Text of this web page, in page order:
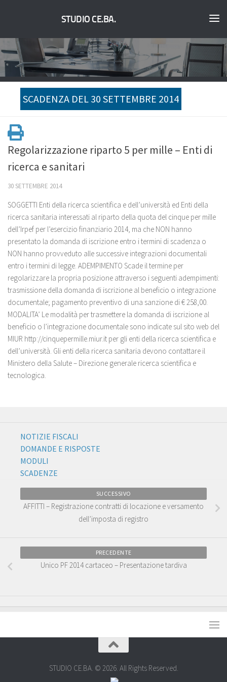
STUDIO CE.BA.
SCADENZA DEL 30 SETTEMBRE 2014
Regolarizzazione riparto 5 per mille – Enti di
ricerca e sanitari
30 SETTEMBRE 2014
SOGGETTI Enti della ricerca scientifica e dell’università ed Enti della
ricerca sanitaria interessati al riparto della quota del cinque per mille
dell’Irpef per l’esercizio finanziario 2014, ma che NON hanno
presentato la domanda di iscrizione entro i termini di scadenza o
NON hanno provveduto alle successive integrazioni documentali
entro i termini di legge. ADEMPIMENTO Scade il termine per
regolarizzare la propria posizione attraverso i seguenti adempimenti:
trasmissione della domanda di iscrizione al beneficio o integrazione
documentale; pagamento preventivo di una sanzione di € 258,00.
MODALITA’ Le modalità per trasmettere la domanda di iscrizione al
beneficio o l’integrazione documentale sono indicate sul sito web del
MIUR http://cinquepermille.miur.it per gli enti della ricerca scientifica e
dell’università. Gli enti della ricerca sanitaria devono contattare il
Ministero della Salute – Direzione generale ricerca scientifica e
tecnologica.
NOTIZIE FISCALI
DOMANDE E RISPOSTE
MODULI
SCADENZE
SUCCESSIVO
AFFITTI – Registrazione contratti di locazione e versamento
dell’imposta di registro
PRECEDENTE
Unico PF 2014 cartaceo – Presentazione tardiva
STUDIO CE.BA. © 2026. All Rights Reserved.